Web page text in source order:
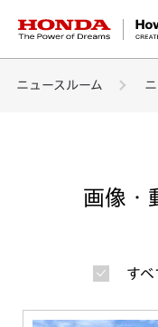
HONDA The
ニュースルーム
画像・
す